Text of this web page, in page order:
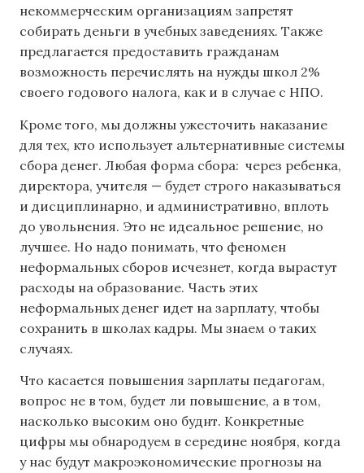
некоммерческим организациям запретят
собирать деньги в учебных заведениях. Также
предлагается предоставить гражданам
возможность перечислять на нужды школ 2%
своего годового налога, как и в случае с НПО.
Кроме того, мы должны ужесточить наказание
для тех, кто использует альтернативные системы
сбора денег. Любая форма сбора: через ребенка,
директора, учителя — будет строго наказываться
и дисциплинарно, и административно, вплоть
до увольнения. Это не идеальное решение, но
лучшее. Но надо понимать, что феномен
неформальных сборов исчезнет, когда вырастут
расходы на образование. Часть этих
неформальных денег идет на зарплату, чтобы
сохранить в школах кадры. Мы знаем о таких
случаях.
Что касается повышения зарплаты педагогам,
вопрос не в том, будет ли повышение, а в том,
насколько высоким оно буднт. Конкретные
цифры мы обнародуем в середине ноября, когда
у нас будут макроэкономические прогнозы на